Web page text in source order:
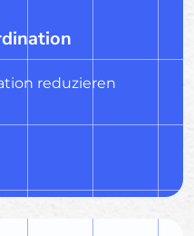
reduzieren